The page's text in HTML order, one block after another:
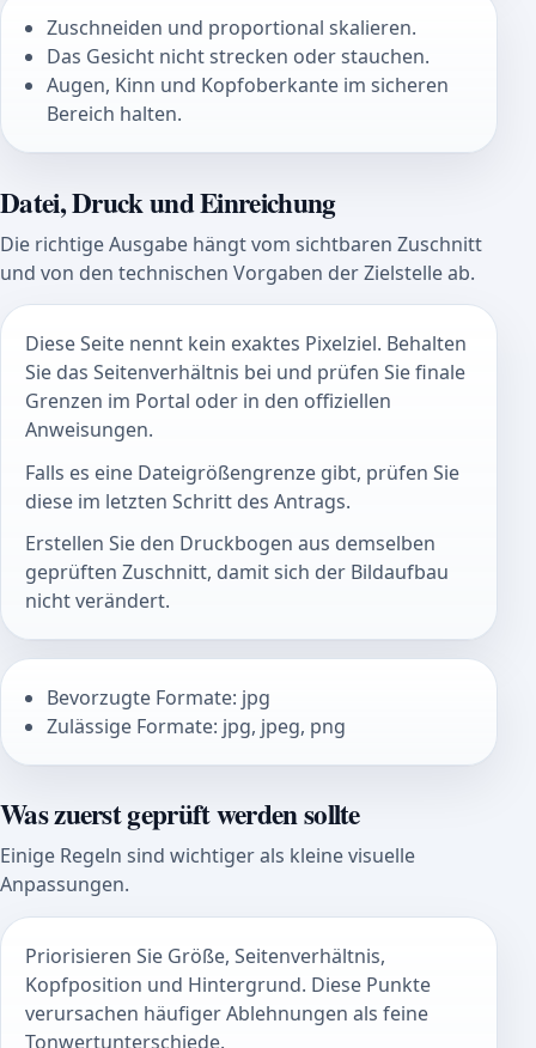
Zuschneiden und proportional skalieren.
Das Gesicht nicht strecken oder stauchen.
Augen, Kinn und Kopfoberkante im sicheren
Bereich halten.
Datei, Druck und Einreichung
Die richtige Ausgabe hängt vom sichtbaren Zuschnitt
und von den technischen Vorgaben der Zielstelle ab.
Diese Seite nennt kein exaktes Pixelziel. Behalten
Sie das Seitenverhältnis bei und prüfen Sie finale
Grenzen im Portal oder in den offiziellen
Anweisungen.
Falls es eine Dateigrößengrenze gibt, prüfen Sie
diese im letzten Schritt des Antrags.
Erstellen Sie den Druckbogen aus demselben
geprüften Zuschnitt, damit sich der Bildaufbau
nicht verändert.
Bevorzugte Formate: jpg
Zulässige Formate: jpg, jpeg, png
Was zuerst geprüft werden sollte
Einige Regeln sind wichtiger als kleine visuelle
Anpassungen.
Priorisieren Sie Größe, Seitenverhältnis,
Kopfposition und Hintergrund. Diese Punkte
verursachen häufiger Ablehnungen als feine
Tonwertunterschiede.